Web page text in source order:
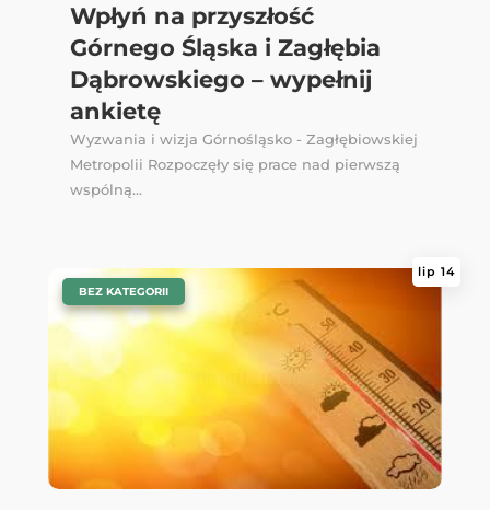
Wpłyń na przyszłość
Górnego Śląska i Zagłębia
Dąbrowskiego – wypełnij
ankietę
Wyzwania i wizja Górnośląsko - Zagłębiowskiej
Metropolii Rozpoczęły się prace nad pierwszą
wspólną...
lip 14
BEZ KATEGORII